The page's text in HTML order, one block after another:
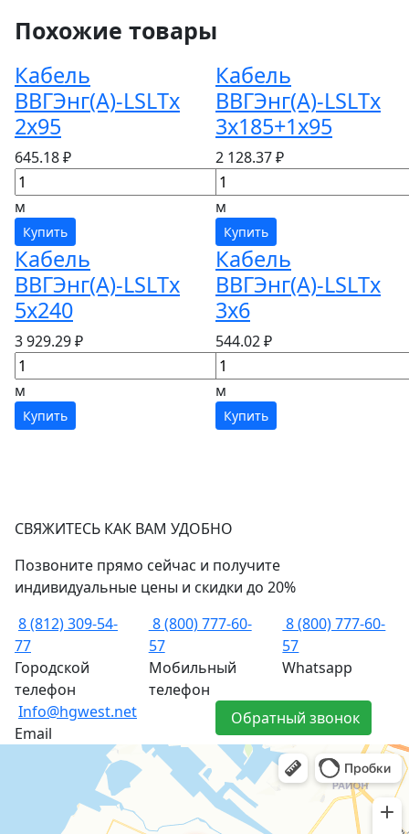
Похожие товары
Кабель
ВВГЭнг(А)-LSLTx
2х95
645.18 ₽
м
Купить
Кабель
ВВГЭнг(А)-LSLTx
3х185+1х95
2 128.37 ₽
м
Купить
Кабель
ВВГЭнг(А)-LSLTx
5х240
3 929.29 ₽
м
Купить
Кабель
ВВГЭнг(А)-LSLTx
3х6
544.02 ₽
м
Купить
СВЯЖИТЕСЬ КАК ВАМ УДОБНО
Позвоните прямо сейчас и получите
индивидуальные цены и скидки до 20%
8 (812) 309-54-
77
Городской
телефон
8 (800) 777-60-
57
Мобильный
телефон
8 (800) 777-60-
57
Whatsapp
Info@hgwest.net
Email
Обратный звонок